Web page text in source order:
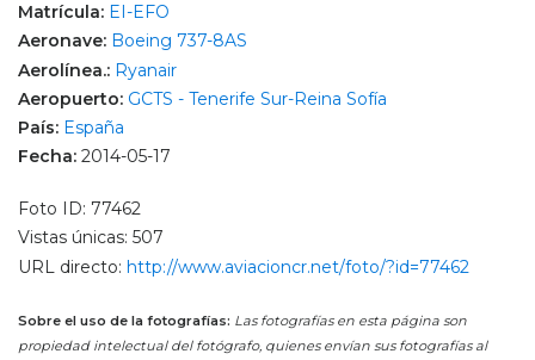
Matrícula: EI-EFO
Aeronave: Boeing 737-8AS
Aerolínea.: Ryanair
Aeropuerto: GCTS - Tenerife Sur-Reina Sofía
País: España
Fecha: 2014-05-17
Foto ID: 77462
Vistas únicas: 507
URL directo: http://www.aviacioncr.net/foto/?id=77462
Sobre el uso de la fotografías: Las fotografías en esta página son
propiedad intelectual del fotógrafo, quienes envían sus fotografías al